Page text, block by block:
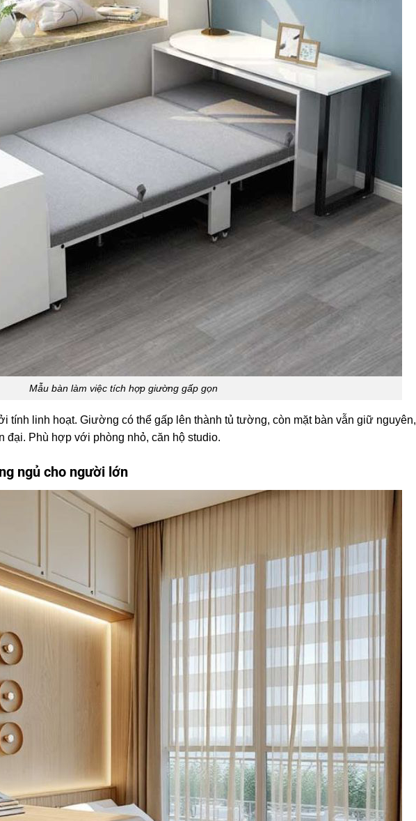
Mẫu bàn làm việc tích hợp giường gấp gọn
tính linh hoạt. Giường có thể gấp lên thành tủ tường, còn mặt bàn vẫn giữ nguyên,
đại. Phù hợp với phòng nhỏ, căn hộ studio.
ngủ cho người lớn